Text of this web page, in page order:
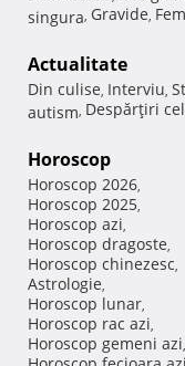
singura, Gravide,
Actualitate
Din culise, Interviu,
autism, Despărţiri
Horoscop
Horoscop 2026,
Horoscop 2025,
Horoscop azi,
Horoscop dragoste,
Horoscop chinezesc,
Astrologie,
Horoscop lunar,
Horoscop rac azi,
Horoscop gemeni azi,